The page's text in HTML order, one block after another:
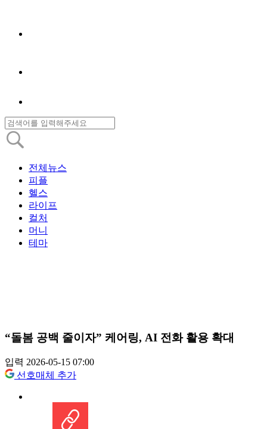
전체뉴스
피플
헬스
라이프
컬처
머니
테마
“돌봄 공백 줄이자” 케어링, AI 전화 활용 확대
입력 2026-05-15 07:00
선호매체 추가